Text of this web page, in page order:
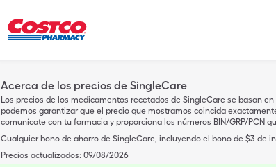
Acerca de los precios de SingleCare
Los precios de los medicamentos recetados de SingleCare se basan
podemos garantizar que el precio que mostramos coincida
comunícate con tu farmacia y proporciona los números BIN/GRP/PCN
Cualquier bono de ahorro de SingleCare, incluyendo el bono de $3 de
Precios actualizados: 09/08/2026